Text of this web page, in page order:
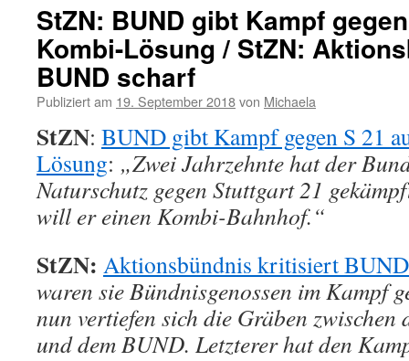
StZN: BUND gibt Kampf
Kombi-Lösung / StZN:
BUND scharf
Publiziert am 19. September 2018von Michaela
StZN: BUND gibt Kampf gegen S 21
Lösung: „Zwei Jahrzehnte hat der
Naturschutz gegen Stuttgart 21
will er einen Kombi-Bahnhof.“
StZN: Aktionsbündnis kritisiert
waren sie Bündnisgenossen im Kampf
nun vertiefen sich die Gräben zwischen
und dem BUND. Letzterer hat den